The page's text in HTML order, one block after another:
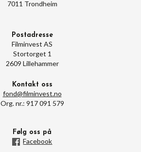
7011 Trondheim
Postadresse
Filminvest AS
Stortorget 1
2609 Lillehammer
Kontakt oss
fond@filminvest.no
Org. nr.: 917 091 579
Følg oss på
Facebook